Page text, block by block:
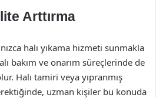
Arttırma
halı yıkama hizmeti sunmakla
bakım ve onarım süreçlerinde de
Halı tamiri veya yıpranmış
uzman kişiler bu konuda